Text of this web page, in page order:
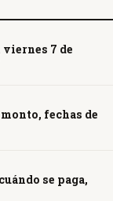
7 de
fechas de
se paga,